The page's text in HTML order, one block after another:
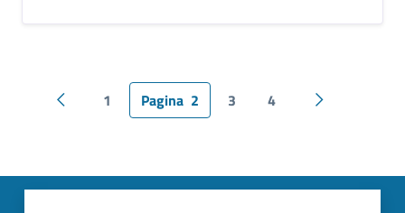
Pagina precedente
1 Pagina 2 3 4 Pagina